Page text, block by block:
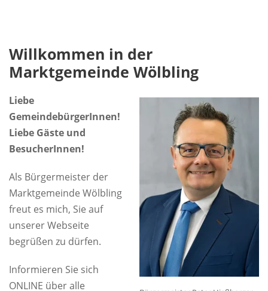
Willkommen in der
Marktgemeinde Wölbling
Liebe
GemeindebürgerInnen!
Liebe Gäste und
BesucherInnen!
Als Bürgermeister der
Marktgemeinde Wölbling
freut es mich, Sie auf
unserer Webseite
begrüßen zu dürfen.
Informieren Sie sich
ONLINE über alle